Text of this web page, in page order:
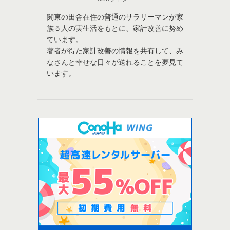
関東の田舎在住の普通のサラリーマンが家
族５人の実生活をもとに、家計改善に努め
ています。
著者が得た家計改善の情報を共有して、み
なさんと幸せな日々が送れることを夢見て
います。